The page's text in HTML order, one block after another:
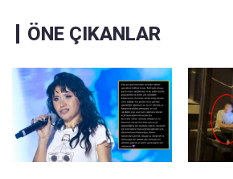
ÖNE ÇIKANLAR